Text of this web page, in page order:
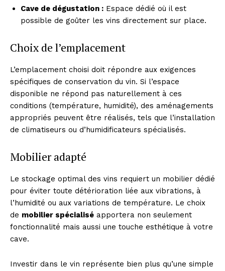
Cave de dégustation : Espace dédié où il est
possible de goûter les vins directement sur place.
Choix de l’emplacement
L’emplacement choisi doit répondre aux exigences
spécifiques de conservation du vin. Si l’espace
disponible ne répond pas naturellement à ces
conditions (température, humidité), des aménagements
appropriés peuvent être réalisés, tels que l’installation
de climatiseurs ou d’humidificateurs spécialisés.
Mobilier adapté
Le stockage optimal des vins requiert un mobilier dédié
pour éviter toute détérioration liée aux vibrations, à
l’humidité ou aux variations de température. Le choix
de mobilier spécialisé apportera non seulement
fonctionnalité mais aussi une touche esthétique à votre
cave.
Investir dans le vin représente bien plus qu’une simple